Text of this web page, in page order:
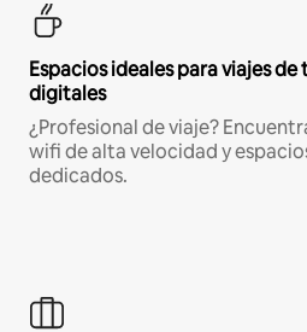
Espacios ideales para viajes
digitales
¿Profesional de viaje?
wifi de alta velocidad y
dedicados.